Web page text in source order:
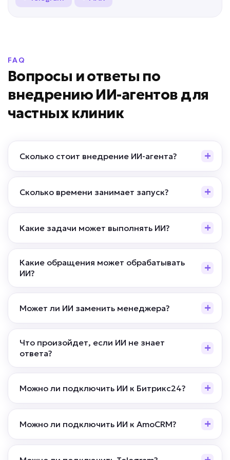
FAQ
Вопросы и ответы по
внедрению ИИ-агентов для
частных клиник
Сколько стоит внедрение ИИ-агента?
Сколько времени занимает запуск?
Какие задачи может выполнять ИИ?
Какие обращения может обрабатывать
ИИ?
Может ли ИИ заменить менеджера?
Что произойдет, если ИИ не знает
ответа?
Можно ли подключить ИИ к Битрикс24?
Можно ли подключить ИИ к AmoCRM?